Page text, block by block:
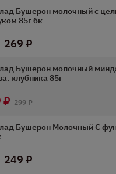
Бушерон молочный с
85г бк
269 ₽
Бушерон молочный
клубника 85г
₽ 299 ₽
Бушерон Молочный С
249 ₽